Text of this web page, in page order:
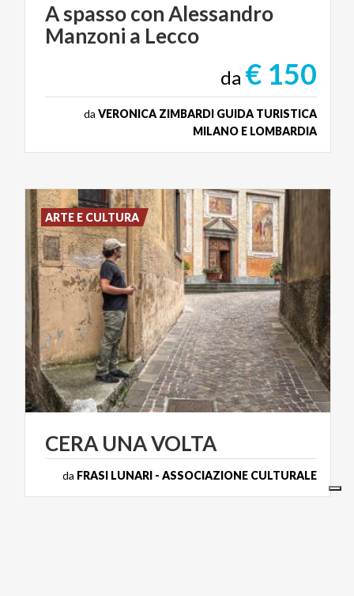
AspassoconAlessandro
Manzoni a Lecco
da € 150
da VERONICA ZIMBARDI GUIDA TURISTICA
MILANO E LOMBARDIA
CERA UNAVOLTA
da FRASI LUNARI - ASSOCIAZIONE CULTURALE
ARTE E CULTURA